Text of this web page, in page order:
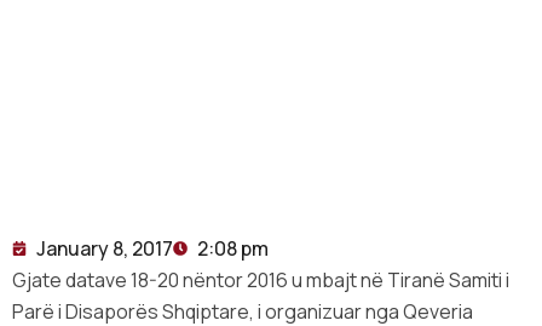
January 8, 2017
2:08 pm
Gjate datave 18-20 nëntor 2016 u mbajt në Tiranë Samiti i
Parë i Disaporës Shqiptare, i organizuar nga Qeveria